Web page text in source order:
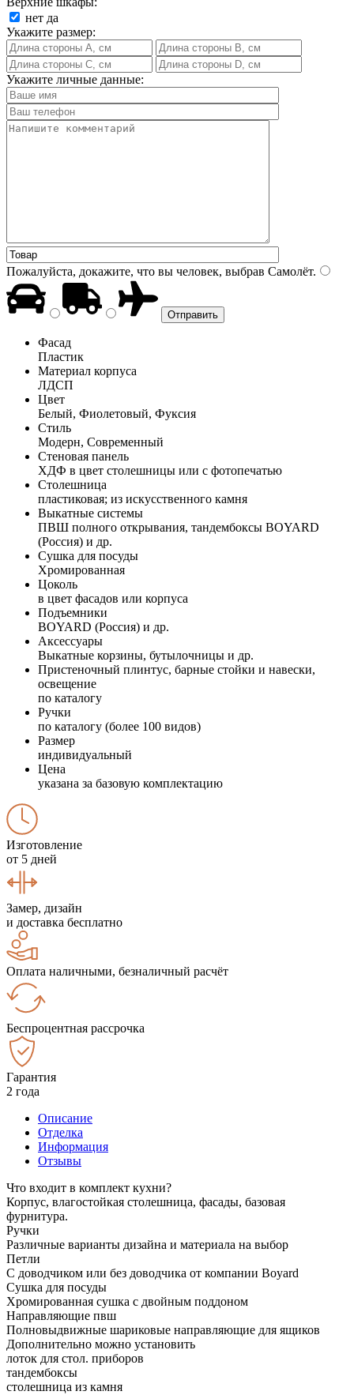
нет да
Укажите размер:
Укажите личные данные:
Пожалуйста, докажите, что вы человек, выбрав Самолёт.
Фасад
Пластик
Материал корпуса
ЛДСП
Цвет
Белый, Фиолетовый, Фуксия
Стиль
Модерн, Современный
Стеновая панель
ХДФ в цвет столешницы или с фотопечатью
Столешница
пластиковая; из искусственного камня
Выкатные системы
ПВШ полного открывания, тандембоксы BOYARD
(Россия) и др.
Сушка для посуды
Хромированная
Цоколь
в цвет фасадов или корпуса
Подъемники
BOYARD (Россия) и др.
Аксессуары
Выкатные корзины, бутылочницы и др.
Пристеночный плинтус, барные стойки и навески,
освещение
по каталогу
Ручки
по каталогу (более 100 видов)
Размер
индивидуальный
Цена
указана за базовую комплектацию
Изготовление
от 5 дней
Замер, дизайн
и доставка бесплатно
Оплата наличными, безналичный расчёт
Беспроцентная рассрочка
Гарантия
2 года
Описание
Отделка
Информация
Отзывы
Что входит в комплект кухни?
Корпус, влагостойкая столешница, фасады, базовая
фурнитура.
Ручки
Различные варианты дизайна и материала на выбор
Петли
С доводчиком или без доводчика от компании Boyard
Сушка для посуды
Хромированная сушка с двойным поддоном
Направляющие пвш
Полновыдвижные шариковые направляющие для ящиков
Дополнительно можно установить
лоток для стол. приборов
тандембоксы
столешница из камня